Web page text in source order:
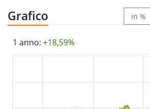
L’ETF Xtrackers Developed Green
ETF 1C è un ETF di dimensioni molto
stato lanciato il 7 novembre 2024
Grafico
1 anno: +18,59%